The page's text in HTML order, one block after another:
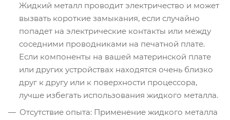
Жидкий металл проводит электричество и может
вызвать короткие замыкания, если случайно
попадет на электрические контакты или между
соседними проводниками на печатной плате.
Если компоненты на вашей материнской плате
или других устройствах находятся очень близко
друг к другу или к поверхности процессора,
лучше избегать использования жидкого металла.
Отсутствие опыта: Применение жидкого металла